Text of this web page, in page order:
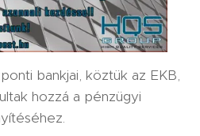
bankjai, köztük az EKB,
hozzá a pénzügyi